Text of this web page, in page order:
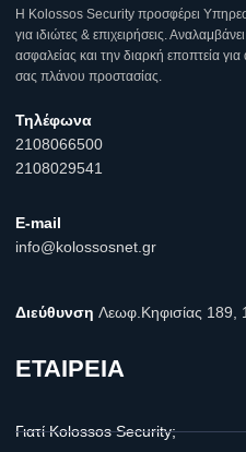
Η Κοlossos Security προσφέρει
για ιδιώτες & επιχειρήσεις.
ασφαλείας και την διαρκή εποπτεία
σας πλάνου προστασίας.
Τηλέφωνα
2108066500
2108029541
E-mail
info@kolossosnet.gr
Διεύθυνση Λεωφ.Κηφισίας 189,
ΕΤΑΙΡΕΙΑ
Γιατί Kolossos Security;